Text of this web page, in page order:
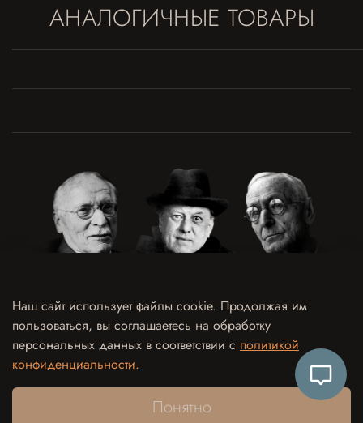
АНАЛОГИЧНЫЕ ТОВАРЫ
Договор оферты
Политика конфиденциальности и обработки персональных данных
Согласие на обработку персональных данных
Согласие на рекламно-информационные рассылки
Согласие на использование отзыва в рекламных целях
Наш сайт использует файлы cookie. Продолжая им
пользоваться, вы соглашаетесь на обработку
персональных данных в соответствии с политикой
конфиденциальности.
Понятно